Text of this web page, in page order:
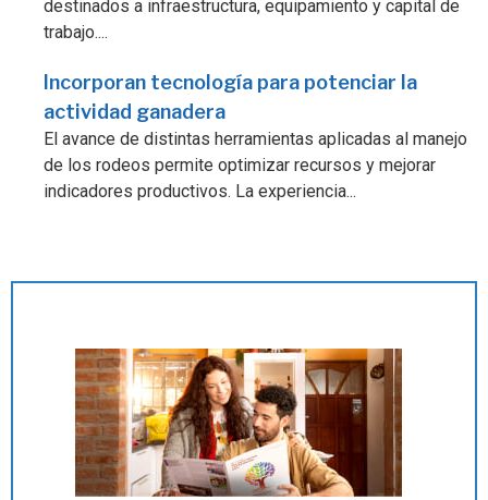
destinados a infraestructura, equipamiento y capital de
trabajo....
Incorporan tecnología para potenciar la
actividad ganadera
El avance de distintas herramientas aplicadas al manejo
de los rodeos permite optimizar recursos y mejorar
indicadores productivos. La experiencia...